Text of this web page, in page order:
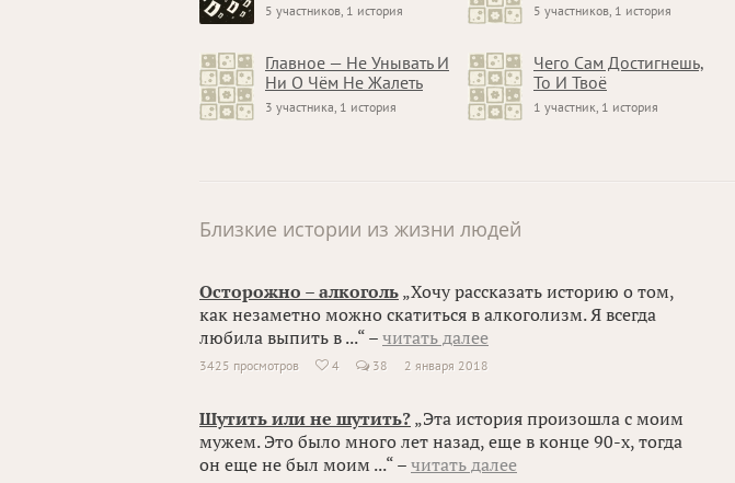
5 участников, 1 история 5 участников, 1 история
Главное — Не Унывать И
Ни О Чём Не Жалеть
3 участника, 1 история
Чего Сам Достигнешь,
То И Твоё
1 участник, 1 история
Близкие истории из жизни людей
Осторожно – алкоголь „Хочу рассказать историю о том,
как незаметно можно скатиться в алкоголизм. Я всегда
любила выпить в ...“ – читать далее
3425 просмотров  4 38 2 января 2018
Шутить или не шутить? „Эта история произошла с моим
мужем. Это было много лет назад, еще в конце 90-х, тогда
он еще не был моим ...“ – читать далее